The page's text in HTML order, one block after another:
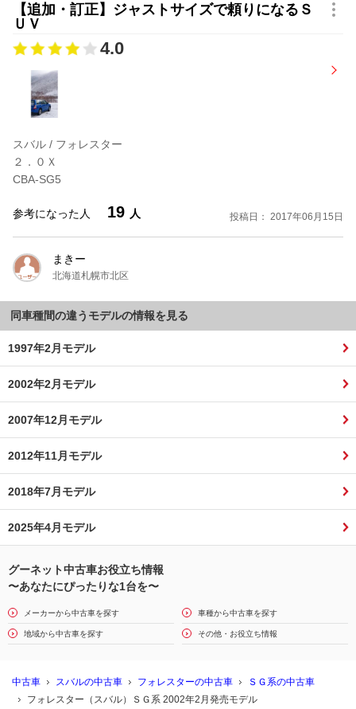
【追加・訂正】ジャストサイズで頼りになるＳ
ＵＶ
4.0
スバル / フォレスター
２．０Ｘ
CBA-SG5
参考になった人 19 人 投稿日： 2017年06月15日
まきー
北海道札幌市北区
同車種間の違うモデルの情報を見る
1997年2月モデル
2002年2月モデル
2007年12月モデル
2012年11月モデル
2018年7月モデル
2025年4月モデル
グーネット中古車お役立ち情報
〜あなたにぴったりな1台を〜
メーカーから中古車を探す 車種から中古車を探す
地域から中古車を探す その他・お役立ち情報
中古車 スバルの中古車 フォレスターの中古車
ＳＧ系の中古車
フォレスター（スバル）ＳＧ系 2002年2月発売モデル